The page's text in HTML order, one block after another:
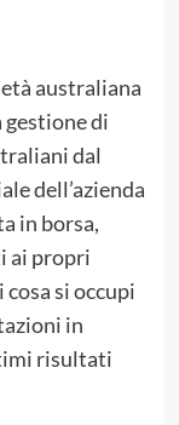
australiana
gestione di
dal
dell’azienda
in borsa,
ai propri
si occupi
in
risultati